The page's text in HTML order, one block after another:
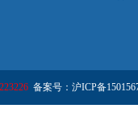
223226 备案号：沪ICP备